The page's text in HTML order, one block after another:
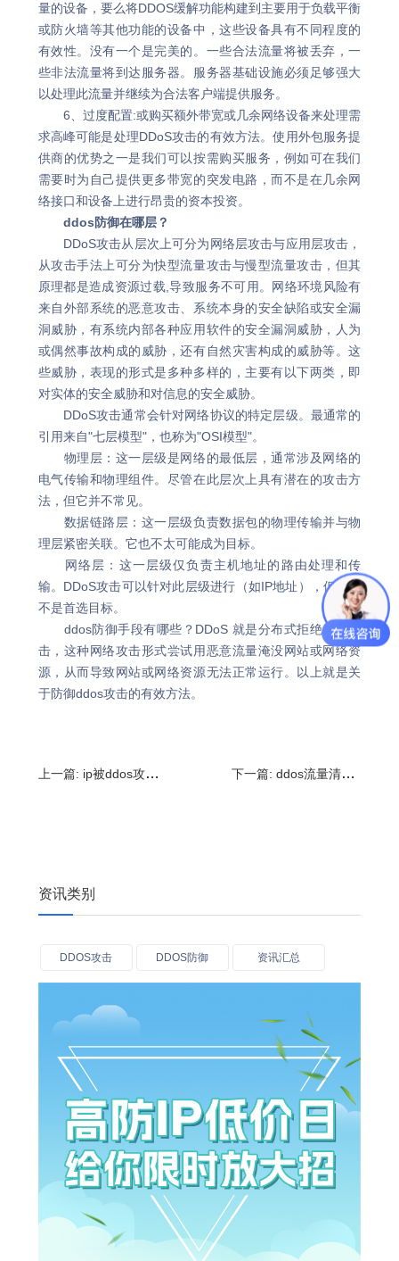
量的设备，要么将DDOS缓解功能构建到主要用于负载平衡
或防火墙等其他功能的设备中，这些设备具有不同程度的
有效性。没有一个是完美的。一些合法流量将被丢弃，一
些非法流量将到达服务器。服务器基础设施必须足够强大
以处理此流量并继续为合法客户端提供服务。
6、过度配置:或购买额外带宽或几余网络设备来处理需
求高峰可能是处理DDoS攻击的有效方法。使用外包服务提
供商的优势之一是我们可以按需购买服务，例如可在我们
需要时为自己提供更多带宽的突发电路，而不是在几余网
络接口和设备上进行昂贵的资本投资。
ddos防御在哪层？
DDoS攻击从层次上可分为网络层攻击与应用层攻击，
从攻击手法上可分为快型流量攻击与慢型流量攻击，但其
原理都是造成资源过载,导致服务不可用。网络环境风险有
来自外部系统的恶意攻击、系统本身的安全缺陷或安全漏
洞威胁，有系统内部各种应用软件的安全漏洞威胁，人为
或偶然事故构成的威胁，还有自然灾害构成的威胁等。这
些威胁，表现的形式是多种多样的，主要有以下两类，即
对实体的安全威胁和对信息的安全威胁。
DDoS攻击通常会针对网络协议的特定层级。最通常的
引用来自"七层模型"，也称为"OSI模型"。
物理层：这一层级是网络的最低层，通常涉及网络的
电气传输和物理组件。尽管在此层次上具有潜在的攻击方
法，但它并不常见。
数据链路层：这一层级负责数据包的物理传输并与物
理层紧密关联。它也不太可能成为目标。
网络层：这一层级仅负责主机地址的路由处理和传
输。DDoS攻击可以针对此层级进行（如IP地址），但通常
不是首选目标。
ddos防御手段有哪些？DDoS 就是分布式拒绝服务攻
击，这种网络攻击形式尝试用恶意流量淹没网站或网络资
源，从而导致网站或网络资源无法正常运行。以上就是关
于防御ddos攻击的有效方法。
上一篇: ip被ddos攻击怎么办?三种常见的网络攻击方式 下一篇:ddos流量清洗原理,怎么做ddos的流量?
资讯类别
DDOS攻击 DDOS防御 资讯汇总